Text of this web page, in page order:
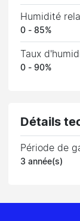
Humidité
0 - 85%
Taux
0 - 90%
Détails
Période de
3 année(s)